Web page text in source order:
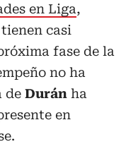
en Liga,
casi
fase de la
no ha
de Durán ha
en